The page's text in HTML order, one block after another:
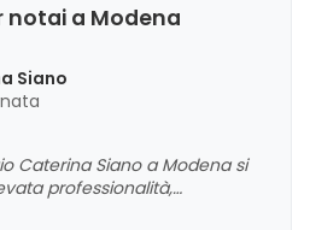
notai a Modena
Siano
Caterina Siano a Modena si
professionalità,
del suo staff, che si